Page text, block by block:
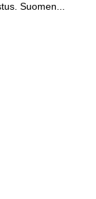
Suomen...